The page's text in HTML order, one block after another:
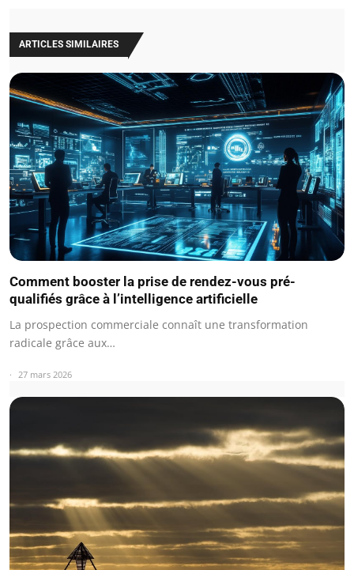
ARTICLES SIMILAIRES
Comment booster la prise de rendez-vous pré-
qualifiés grâce à l’intelligence artificielle
La prospection commerciale connaît une transformation
radicale grâce aux…
27 mars 2026